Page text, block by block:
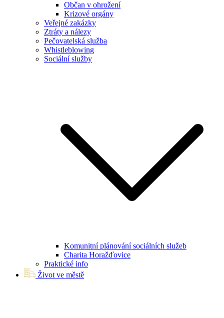
Občan v ohrožení
Krizové orgány
Veřejné zakázky
Ztráty a nálezy
Pečovatelská služba
Whistleblowing
Sociální služby
Komunitní plánování sociálních služeb
Charita Horažďovice
Praktické info
Život ve městě